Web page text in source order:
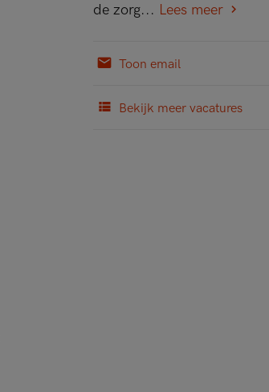
de zorg... Lees meer
Toon email
Bekijk meer vacatures